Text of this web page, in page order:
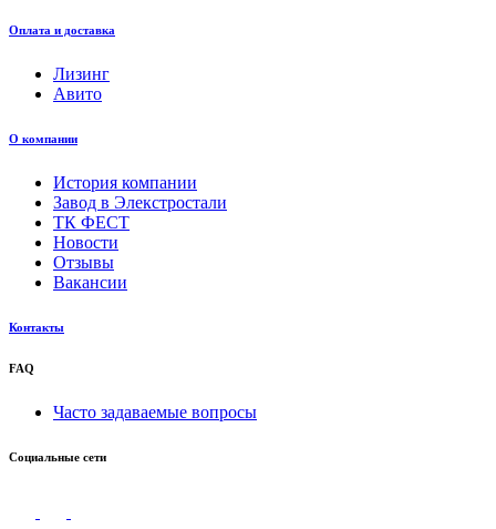
Оплата и доставка
Лизинг
Авито
О компании
История компании
Завод в Элекстростали
ТК ФЕСТ
Новости
Отзывы
Вакансии
Контакты
FAQ
Часто задаваемые вопросы
Социальные сети